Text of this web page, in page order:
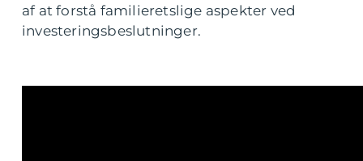
af at forstå familieretslige aspekter ved
investeringsbeslutninger.